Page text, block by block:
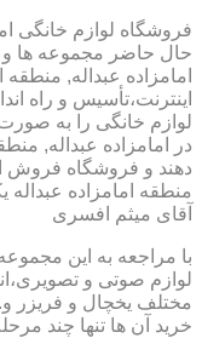
فروشگاه لوازم خانگی
حال حاضر مجموعه ها و
امامزاده عبداله,
اینترنت،تأسیس و راه
لوازم خانگی را به
در امامزاده عبداله,
دهند و فروشگاه فروش
آقای میثم افسری
با مراجعه به این
لوازم صوتی و
مختلف یخچال و فریزر
خرید آن ها تنها چند